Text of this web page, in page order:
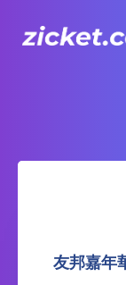
友邦嘉年華 (非高峰
友邦嘉年